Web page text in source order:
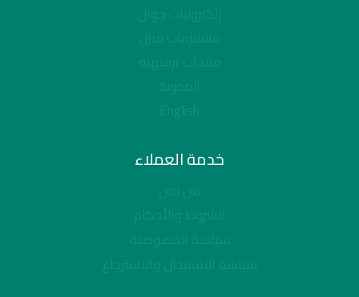
إلكترونيات جوال
مستلزمات منزل
منتجات ترفيهيه
المدونة
English
خدمة العملاء
من نحن
الشروط والأحكام
سياسة الخصوصية
سياسة الاستبدال والاسترجاع